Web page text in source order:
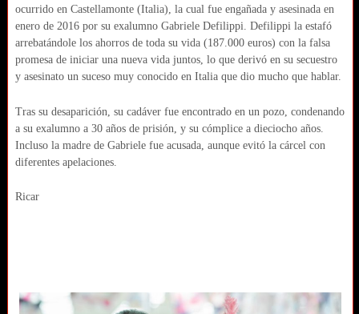
ocurrido en Castellamonte (Italia), la cual fue engañada y asesinada en
enero de 2016 por su exalumno Gabriele Defilippi. Defilippi la estafó
arrebatándole los ahorros de toda su vida (187.000 euros) con la falsa
promesa de iniciar una nueva vida juntos, lo que derivó en su secuestro
y asesinato un suceso muy conocido en Italia que dio mucho que hablar.
Tras su desaparición, su cadáver fue encontrado en un pozo, condenando
a su exalumno a 30 años de prisión, y su cómplice a dieciocho años.
Incluso la madre de Gabriele fue acusada, aunque evitó la cárcel con
diferentes apelaciones.
Ricar